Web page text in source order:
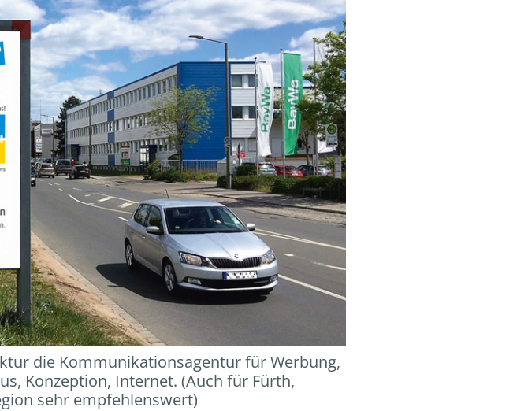
die Kommunikationsagentur für Werbung,
Konzeption, Internet. (Auch für Fürth,
sehr empfehlenswert)